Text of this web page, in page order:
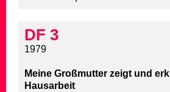
DF 3
1979
Meine Großmutter zeigt und
Hausarbeit